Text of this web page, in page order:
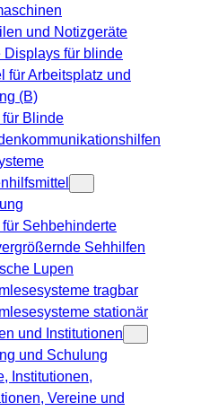
und Notizgeräte
Displays für blinde
für Arbeitsplatz und
(B)
Blinde
Sehbehinderte
Sehhilfen
Lupen
tragbar
stationär
und Institutionen
und Schulung
Institutionen,
Vereine und